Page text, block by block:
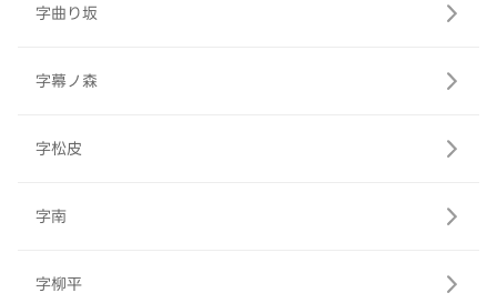
字曲り坂
字幕ノ森
字松皮
字南
字柳平